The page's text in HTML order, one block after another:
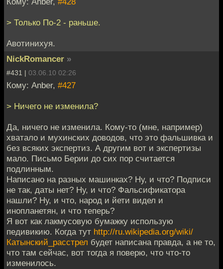
> Только По-2 - раньше.
Авотинихуя.
NickRomancer »
#431 | 03.06.10 02:26
Кому: Anber, #427
> Ничего не изменила?
Да, ничего не изменила. Кому-то (мне, например)
хватало и мухинских доводов, что это фальшивка и
без всяких экспертиз. А другим вот и экспертизы
мало. Письмо Берии до сих пор считается
подлинным.
Написано на разных машинках? Ну, и что? Подписи
не так, даты нет? Ну, и что? Фальсификатора
нашли? Ну, и что, народ и йети видел и
инопланетян, и что теперь?
Я вот как лакмусовую бумажку использую
педивикию. Когда тут http://ru.wikipedia.org/wiki/
Катынский_расстрел будет написана правда, а не то,
что там сейчас, вот тогда я поверю, что что-то
изменилось.